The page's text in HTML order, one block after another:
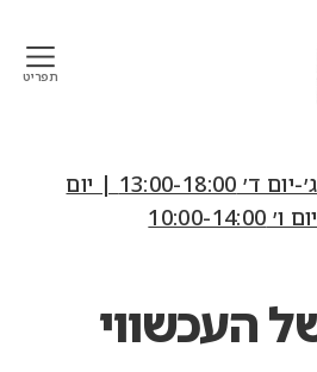
תפריט
שעות פתיחה: יום ג׳-יום ד׳ 13:00-18:00 | יום
העכשווי